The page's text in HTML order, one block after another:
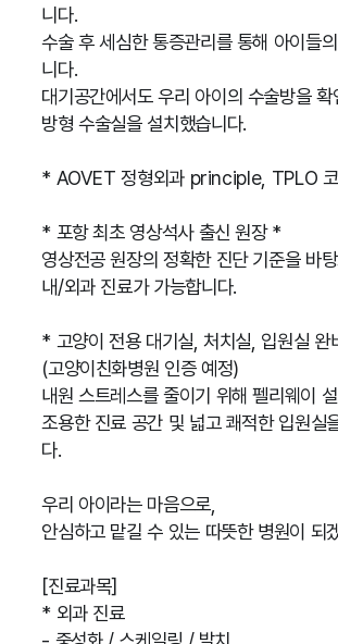
니다.
수술 후 세심한 통증관리를 통해 아이들
니다.
대기공간에서도 우리 아이의 수술방을
방형 수술실을 설치했습니다.
* AOVET 정형외과 principle, TPLO
* 포항 최초 영상석사 출신 원장 *
영상전공 원장의 정확한 진단 기준을 바
내/외과 진료가 가능합니다.
* 고양이 전용 대기실, 처치실, 입원실 완
(고양이친화병원 인증 예정)
내원 스트레스를 줄이기 위해 펠리웨이
조용한 진료 공간 및 넓고 쾌적한 입원실
다.
우리 아이라는 마음으로,
안심하고 맡길 수 있는 따뜻한 병원이 되
[진료과목]
* 외과 진료